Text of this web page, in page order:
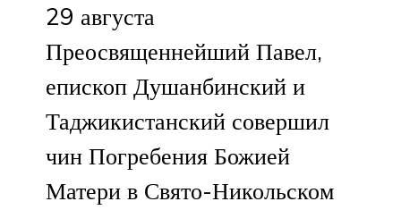
29 августа
Преосвященнейший Павел,
епископ Душанбинский и
Таджикистанский совершил
чин Погребения Божией
Матери в Свято-Никольском